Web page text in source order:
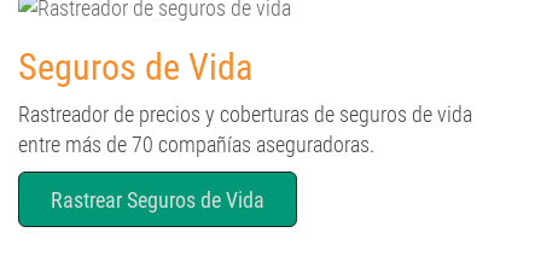
Seguros de Vida
Rastreador de precios y coberturas de seguros de vida
entre más de 70 compañías aseguradoras.
Rastrear Seguros de Vida